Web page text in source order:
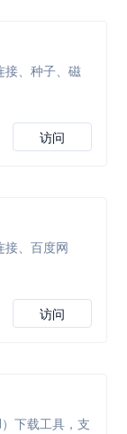
接、种子、磁
访问
接、百度网
访问
下载工具，支